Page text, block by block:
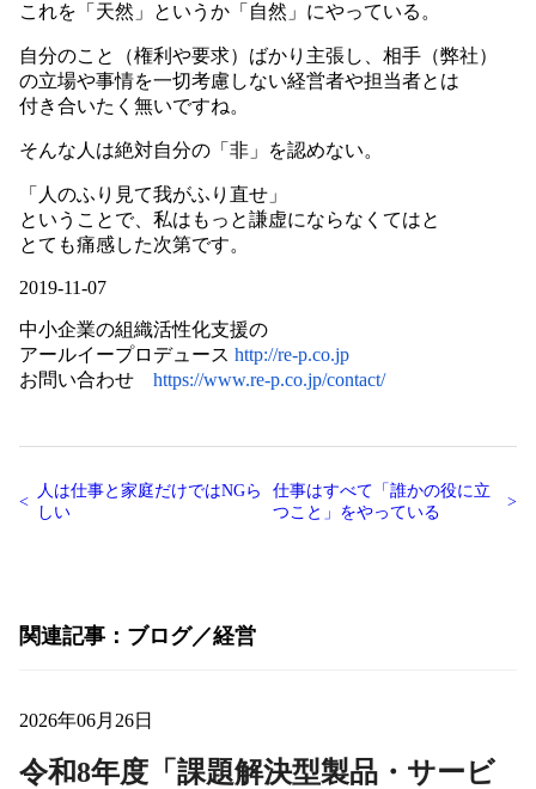
これを「天然」というか「自然」にやっている。
自分のこと（権利や要求）ばかり主張し、相手（弊社）
の立場や事情を一切考慮しない経営者や担当者とは
付き合いたく無いですね。
そんな人は絶対自分の「非」を認めない。
「人のふり見て我がふり直せ」
ということで、私はもっと謙虚にならなくてはと
とても痛感した次第です。
2019-11-07
中小企業の組織活性化支援の
アールイープロデュース http://re-p.co.jp
お問い合わせ https://www.re-p.co.jp/contact/
人は仕事と家庭だけではNGら
しい
仕事はすべて「誰かの役に立
つこと」をやっている
関連記事 ブログ 経営
2026年06月26日
令和8年度「課題解決型製品・サービ